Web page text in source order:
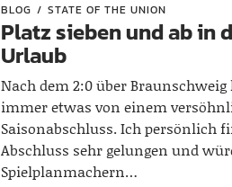
BLOG STATE OF THE UNION
Platz sieben und ab in
Urlaub
Nach dem 2:0 über
immer etwas von einem
Saisonabschluss. Ich persönlich
Abschluss sehr gelungen und
Spielplanmachern…